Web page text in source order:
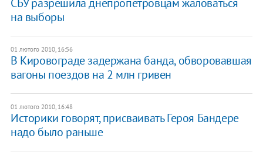
на выборы
01 лютого 2010, 16:56
В Кировограде задержана банда, обворовавшая
вагоны поездов на 2 млн гривен
01 лютого 2010, 16:48
Историки говорят, присваивать Героя Бандере
надо было раньше